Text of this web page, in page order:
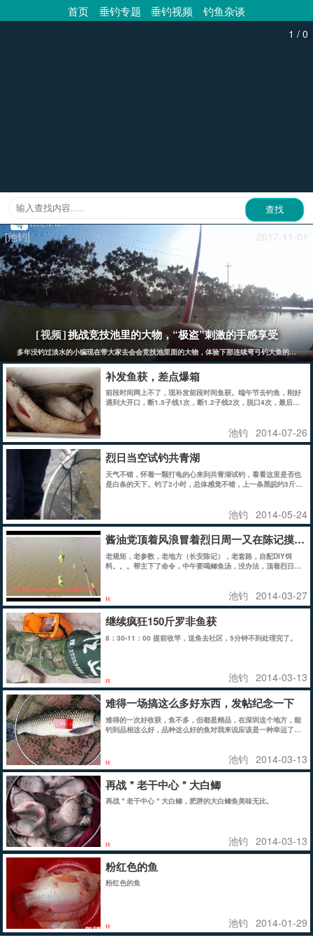
首页 垂钓专题 垂钓视频 钓鱼杂谈
1 / 0
[池钓] 2017-11-01
[视频]挑战竞技池里的大物，“极盗”刺激的手感享受
多年没钓过淡水的小编现在带大家去会会竞技池里面的大物，体验下那连续弯弓钓大鱼的滋味。
补发鱼获，差点爆箱
前段时间网上不了，现补发前段时间鱼获。端午节去钓鱼，刚好
遇到大开口，断1.5子线1次，断1.2子线2次，脱口4次，最后得
池钓 2014-07-26
烈日当空试钓共青湖
天气不错，怀着一颗打龟的心来到共青湖试钓，看看这里是否也
是白条的天下。钓了2小时，总体感觉不错，上一条黑皖约3斤左
池钓 2014-05-24
酱油党顶着风浪冒着烈日周一又在陈记摸鸡
老规矩，老参数，老地方（长安陈记），老套路，自配DIY饵
料。。。帮主下了命令，中午要喝鲫鱼汤，没办法，顶着烈日大
转 池钓 2014-03-27
继续疯狂150斤罗非鱼获
8：30-11：00 提前收竿，送鱼去社区，5分钟不到处理完了。
转 池钓 2014-03-13
难得一场搞这么多好东西，发帖纪念一下
难得的一次好收获，鱼不多，但都是精品，在深圳这个地方，能
钓到品相这么好，品种这么好的鱼对我来说应该是一种幸运了吧
转 池钓 2014-03-13
再战＂老干中心＂大白鲫
再战＂老干中心＂大白鲫，肥胖的大白鲫鱼美味无比。
转 池钓 2014-03-13
粉红色的鱼
粉红色的鱼
转 池钓 2014-01-29